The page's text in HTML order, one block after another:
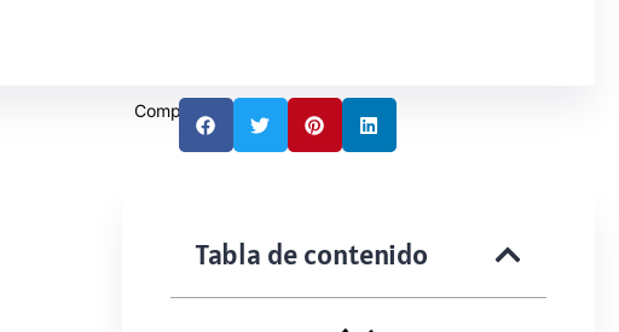
Compartir:
Tabla de contenido